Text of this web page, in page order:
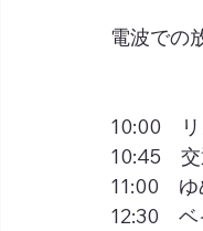
電波での
10:00　
10:45　
11:00　
12:30　